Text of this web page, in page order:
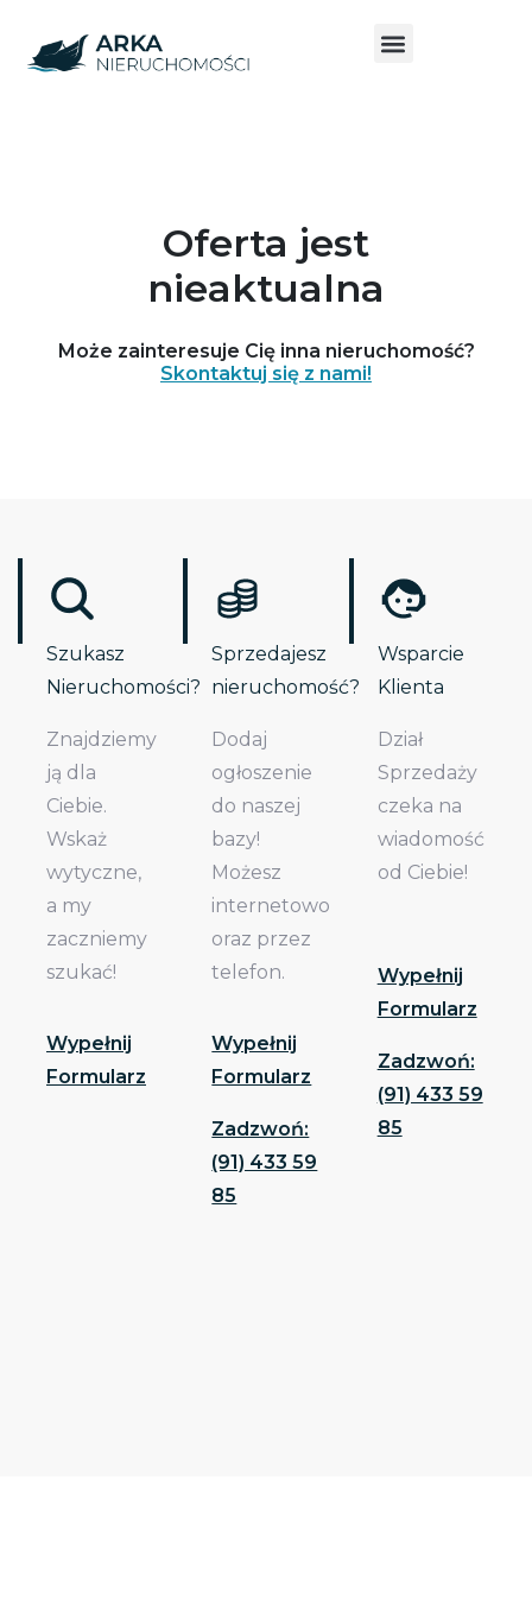
Oferta jest
nieaktualna
Może zainteresuje Cię inna nieruchomość?
Skontaktuj się z nami!
Szukasz
Nieruchomości?
Znajdziemy
ją dla
Ciebie.
Wskaż
wytyczne,
a my
zaczniemy
szukać!
Wypełnij
Formularz
Sprzedajesz
nieruchomość?
Dodaj
ogłoszenie
do naszej
bazy!
Możesz
internetowo
oraz przez
telefon.
Wypełnij
Formularz
Zadzwoń:
(91) 433 59
85
Wsparcie
Klienta
Dział
Sprzedaży
czeka na
wiadomość
od Ciebie!
Wypełnij
Formularz
Zadzwoń:
(91) 433 59
85